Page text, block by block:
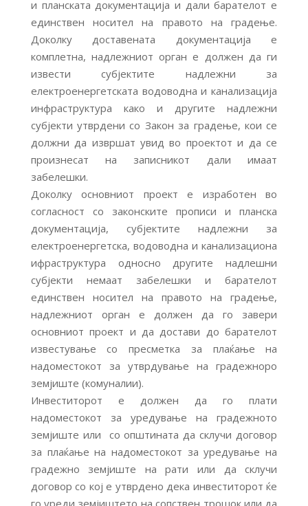
и планската документација и дали барателот е
единствен носител на правото на градење.
Доколку доставената документација е
комплетна, надлежниот орган е должен да ги
извести субјектите надлежни за
електроенергетската водоводна и канализација
инфраструктура како и другите надлежни
субјекти утврдени со Закон за градење, кои се
должни да извршат увид во проектот и да се
произнесат на записникот дали имаат
забелешки.
Доколку основниот проект е изработен во
согласност со законските прописи и планска
документација, субјектите надлежни за
електроенергетска, водоводна и канализациона
ифраструктура односно другите надлешни
субјекти немаат забелешки и барателот
единствен носител на правото на градење,
надлежниот орган е должен да го завери
основниот проект и да достави до барателот
известување со пресметка за плаќање на
надоместокот за утврдување на градежноро
земјиште (комуналии).
Инвеститорот е должен да го плати
надоместокот за уредување на градежното
земјиште или со општината да склучи договор
за плаќање на надоместокот за уредување на
градежно земјиште на рати или да склучи
договор со кој е утврдено дека инвеститорот ќе
го уреди земјиштето на сопствен трошок или да